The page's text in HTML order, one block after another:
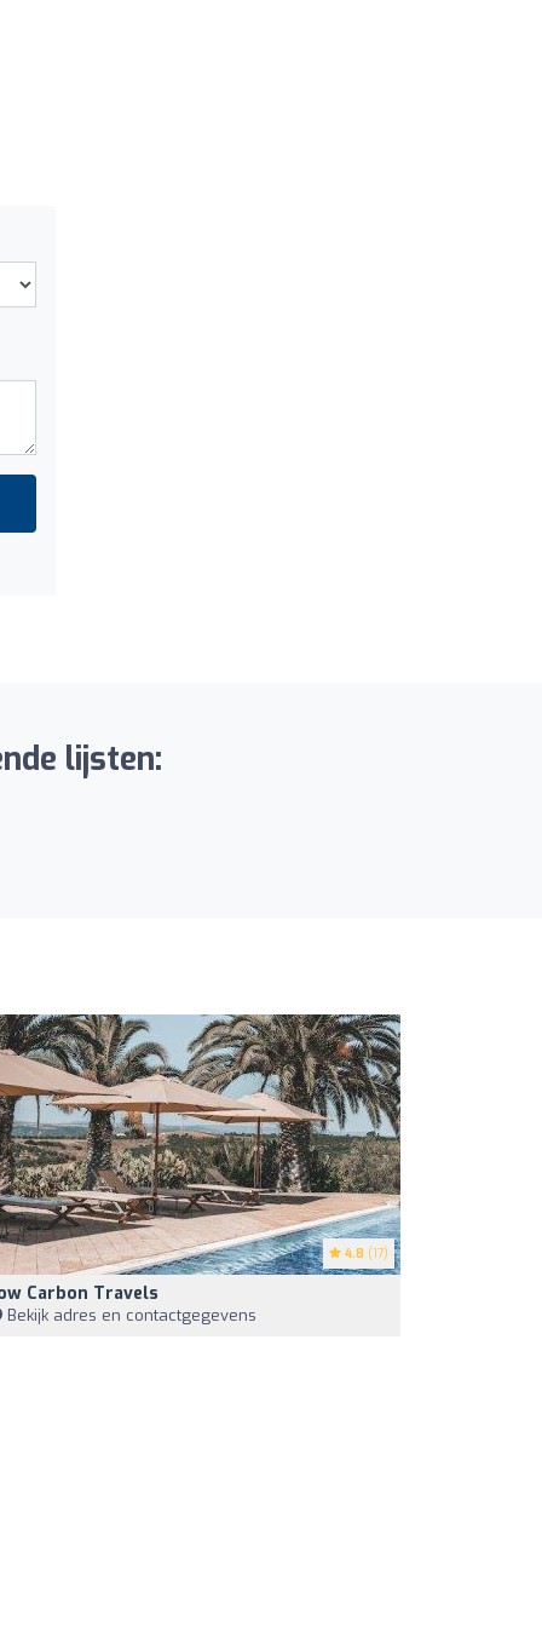
lijsten:
4.8 (17)
Carbon Travels
Bekijk adres en contactgegevens